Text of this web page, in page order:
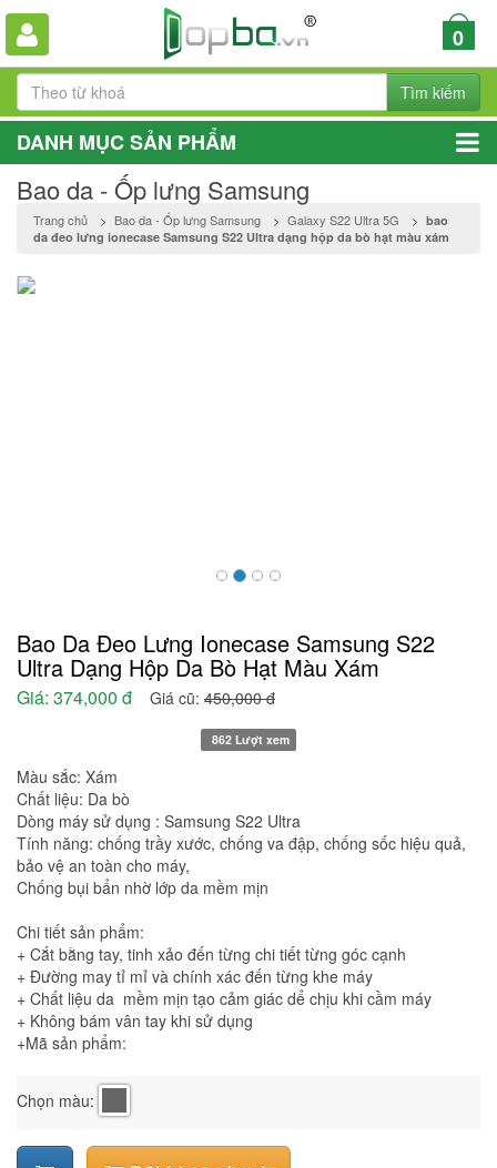
0
Tìm kiếm
DANH MỤC SẢN PHẨM
Bao da - Ốp lưng Samsung
Trang chủ > Bao da - Ốp lưng Samsung > Galaxy S22 Ultra 5G > bao
da đeo lưng ionecase Samsung S22 Ultra dạng hộp da bò hạt màu xám
Bao Da Đeo Lưng Ionecase Samsung S22
Ultra Dạng Hộp Da Bò Hạt Màu Xám
Giá: 374,000 đ Giá cũ: 450,000 đ
862 Lượt xem
Màu sắc: Xám
Chất liệu: Da bò
Dòng máy sử dụng : Samsung S22 Ultra
Tính năng: chống trầy xước, chống va đập, chống sốc hiệu quả,
bảo vệ an toàn cho máy,
Chống bụi bẩn nhờ lớp da mềm mịn
Chi tiết sản phẩm:
+ Cắt bằng tay, tinh xảo đến từng chi tiết từng góc cạnh
+ Đường may tỉ mỉ và chính xác đến từng khe máy
+ Chất liệu da mềm mịn tạo cảm giác dể chịu khi cầm máy
+ Không bám vân tay khi sử dụng
+Mã sản phẩm:
Chọn màu: